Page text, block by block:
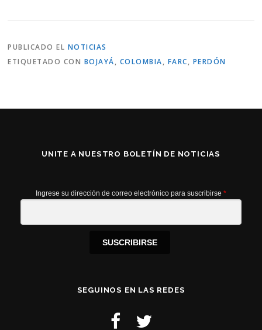
PUBLICADO EL NOTICIAS
ETIQUETADO CON BOJAYÁ, COLOMBIA, FARC, PERDÓN
UNITE A NUESTRO BOLETÍN DE NOTICIAS
Ingrese su dirección de correo electrónico para suscribirse *
SUSCRIBIRSE
SEGUINOS EN LAS REDES